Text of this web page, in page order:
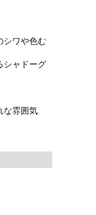
シワや色む
シャドーグ
な雰囲気